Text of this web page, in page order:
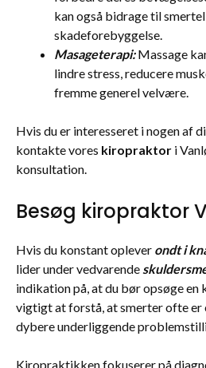
kan også bidrage til
skadeforebyggelse.
Masageterapi:Massage
lindre stress, reducere
fremme generel velvære.
Hvis du er interesseret i nogen af
kontakte vores kiropraktor i
konsultation.
Besøg kiropraktor
Hvis du konstant oplever ondt i
lider under vedvarende
indikation på, at du bør opsøge
vigtigt at forstå, at smerter ofte er
dybere underliggende
Kiropraktikken fokuserer på